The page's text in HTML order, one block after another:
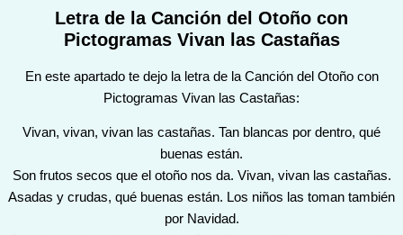
Letra de la Canción del Otoño con
Pictogramas Vivan las Castañas
En este apartado te dejo la letra de la Canción del Otoño con
Pictogramas Vivan las Castañas:
Vivan, vivan, vivan las castañas. Tan blancas por dentro, qué
buenas están.
Son frutos secos que el otoño nos da. Vivan, vivan las castañas.
Asadas y crudas, qué buenas están. Los niños las toman también
por Navidad.